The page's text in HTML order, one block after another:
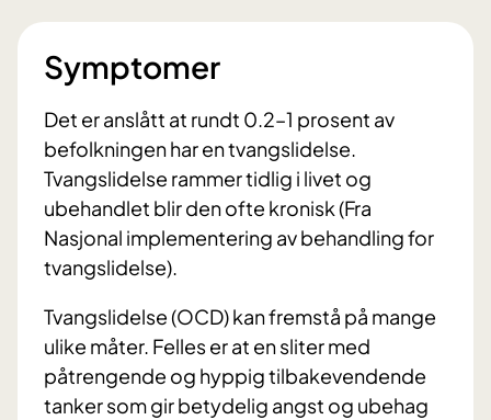
Symptomer
Det er anslått at rundt 0.2–1 prosent av
befolkningen har en tvangslidelse.
Tvangslidelse rammer tidlig i livet og
ubehandlet blir den ofte kronisk (Fra
Nasjonal implementering av behandling for
tvangslidelse).
Tvangslidelse (OCD) kan fremstå på mange
ulike måter. Felles er at en sliter med
påtrengende og hyppig tilbakevendende
tanker som gir betydelig angst og ubehag